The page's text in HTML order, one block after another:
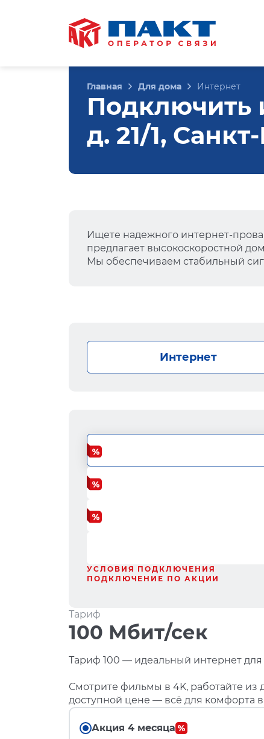
Главная Для дома Интернет
Подключить
д. 21/1,
Ищете надежного интернет-
предлагает высокоскоростной
Мы обеспечиваем стабильный
Интернет
УСЛОВИЯ ПОДКЛЮЧЕНИЯ
ПОДКЛЮЧЕНИЕ ПО АКЦИИ
Тариф
100 Мбит/сек
Тариф 100 — идеальный интернет для
Смотрите фильмы в 4K, работайте из
доступной цене — всё для комфорта
Акция 4 месяца